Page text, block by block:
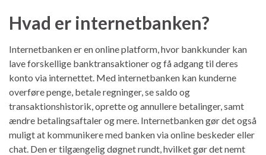
Hvad er internetbanken?
Internetbanken er en online platform, hvor bankkunder kan
lave forskellige banktransaktioner og få adgang til deres
konto via internettet. Med internetbanken kan kunderne
overføre penge, betale regninger, se saldo og
transaktionshistorik, oprette og annullere betalinger, samt
ændre betalingsaftaler og mere. Internetbanken gør det også
muligt at kommunikere med banken via online beskeder eller
chat. Den er tilgængelig døgnet rundt, hvilket gør det nemt